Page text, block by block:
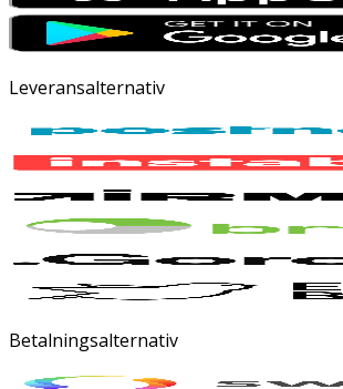
Leveransalternativ
Betalningsalternativ